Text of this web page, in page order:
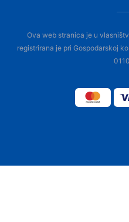
Ova web stranica je u
registrirana je pri Gospodarskoj